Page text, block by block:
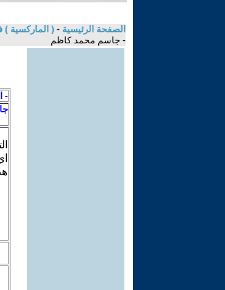
الصفحة الرئيسية - ( الماركسية )
- جاسم محمد كاظم
-